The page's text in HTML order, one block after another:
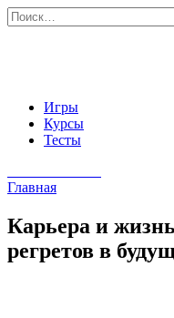
Перейти
к
Search
for:
Игры
Курсы
Тесты
Главная
Карьера и
регретов в